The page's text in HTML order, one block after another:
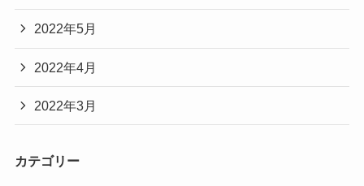
2022年5月
2022年4月
2022年3月
カテゴリー